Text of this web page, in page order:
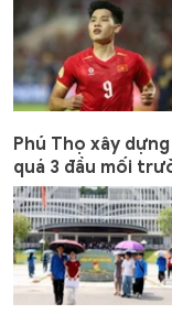
Phú Thọ xây
quá 3 đầu mối